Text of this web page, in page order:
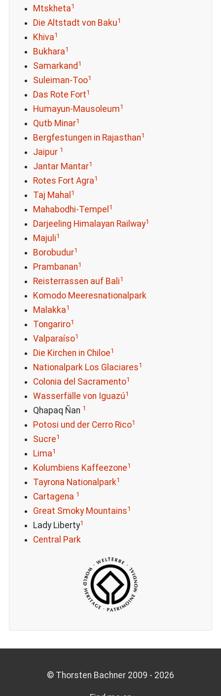
Mtskheta1
Die Altstadt von Baku1
Khiva1
Bukhara1
Samarkand 1
Suleiman-Too1
Das Rote Fort1
Humayun-Mausoleum1
Qutb Minar1
Bergfestungen in Rajasthan1
Jaipur 1
Jantar Mantar1
Rotes Fort Agra1
Taj Mahal 1
Mahabodhi-Tempel 1
Darjeeling Himalayan Railway1
Majuli1
Borobudur1
Prambanan1
Reisterrassen auf Bali1
Komodo Meeresnationalpark
Malakka1
Tongariro1
Valparaíso1
Die Kirchen in Chiloe1
Nationalpark Los Glaciares1
Colonia del Sacramento1
Wasserfälle von Iguazú1
Qhapaq Ñan 1
Potosi und der Cerro Rico1
Sucre1
Lima1
Kolumbiens Kaffeezone1
Tayrona Nationalpark1
Cartagena 1
Great Smoky Mountains1
Lady Liberty1
Central Park
© Thorsten Bachner 2009 - 2026